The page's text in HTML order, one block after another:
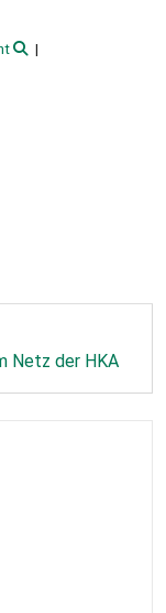
Netz der HKA